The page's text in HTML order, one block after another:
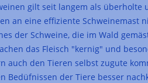
gilt seit langem als
an eine effiziente Schweinemast
der Schweine, die im Wald
das Fleisch "kernig" und
auch den Tieren selbst zugute
Bedüfnissen der Tiere besser